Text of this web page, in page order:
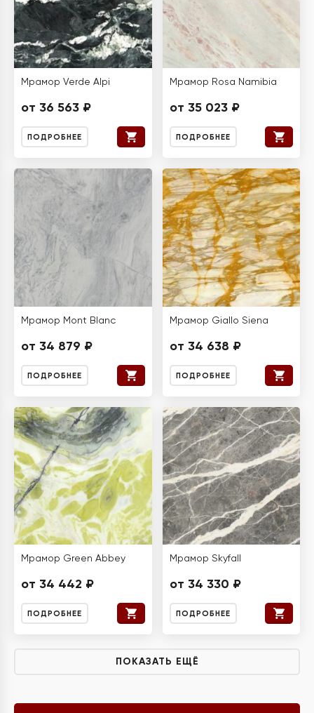
Мрамор Verde Alpi
от 36 563 ₽
ПОДРОБНЕЕ
Мрамор Rosa Namibia
от 35 023 ₽
ПОДРОБНЕЕ
Мрамор Mont Blanc
от 34 879 ₽
ПОДРОБНЕЕ
Мрамор Giallo Siena
от 34 638 ₽
ПОДРОБНЕЕ
Мрамор Green Abbey
от 34 442 ₽
ПОДРОБНЕЕ
Мрамор Skyfall
от 34 330 ₽
ПОДРОБНЕЕ
ПОКАЗАТЬ ЕЩЁ